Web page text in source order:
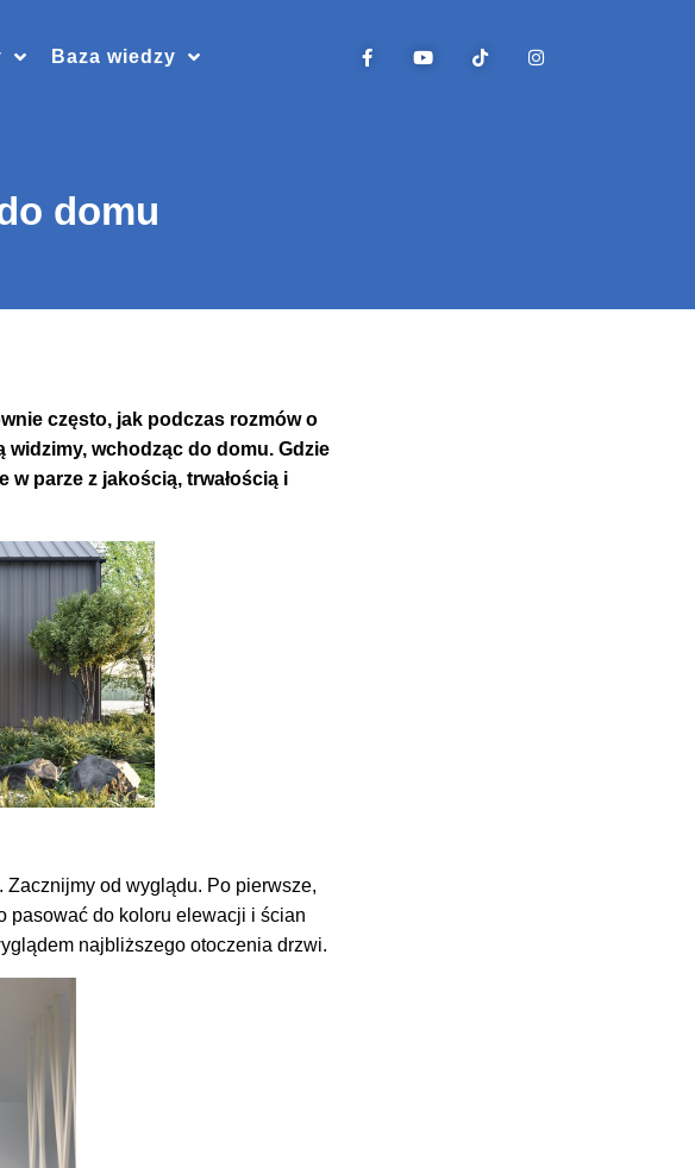
Baza wiedzy
domu
często, jak podczas rozmów o
widzimy, wchodząc do domu. Gdzie
parze z jakością, trwałością i
od wyglądu. Po pierwsze,
pasować do koloru elewacji i ścian
najbliższego otoczenia drzwi.